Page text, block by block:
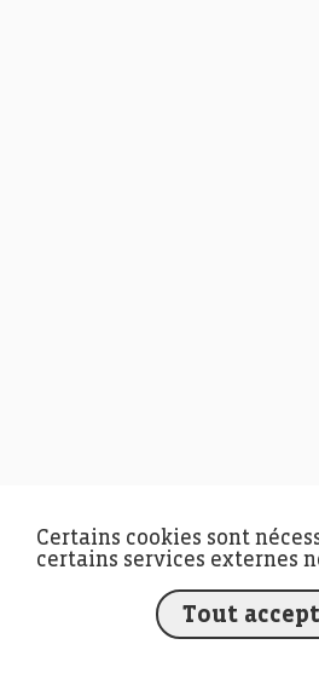
Certains cookies sont
certains services externes
Tout